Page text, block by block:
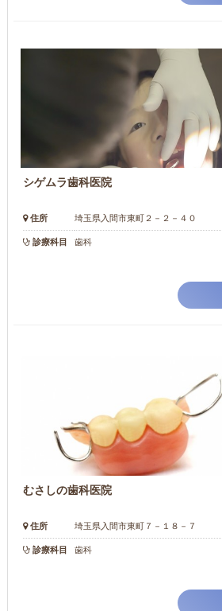
シゲムラ歯科医院
住所 埼玉県入間市東町２－２－４０
診療科目 歯科
むさしの歯科医院
住所 埼玉県入間市東町７－１８－７
診療科目 歯科